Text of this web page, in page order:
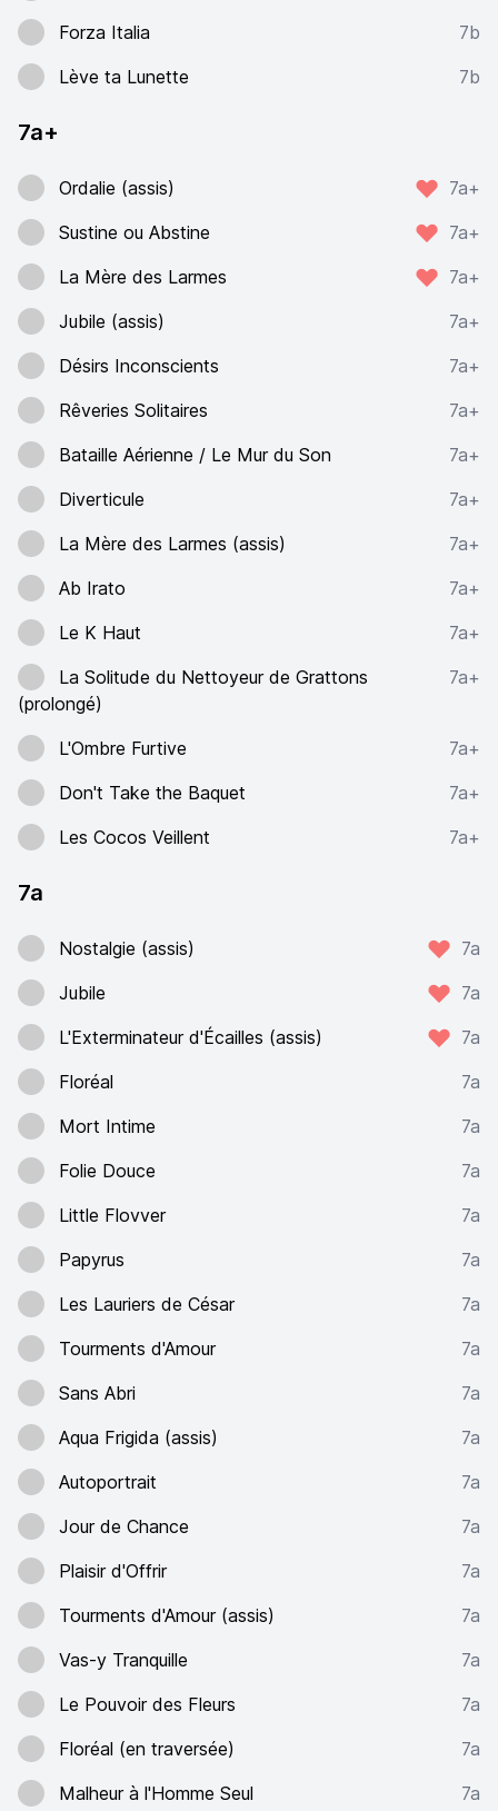
Forza Italia
7b
Lève ta Lunette
7b
7a+
Ordalie (assis)
7a+
Sustine ou Abstine
7a+
La Mère des Larmes
7a+
Jubile (assis)
7a+
Désirs Inconscients
7a+
Rêveries Solitaires
7a+
Bataille Aérienne / Le Mur du Son
7a+
Diverticule
7a+
La Mère des Larmes (assis)
7a+
Ab Irato
7a+
Le K Haut
7a+
La Solitude du Nettoyeur de Grattons
(prolongé)
7a+
L'Ombre Furtive
7a+
Don't Take the Baquet
7a+
Les Cocos Veillent
7a+
7a
Nostalgie (assis)
7a
Jubile
7a
L'Exterminateur d'Écailles (assis)
7a
Floréal
7a
Mort Intime
7a
Folie Douce
7a
Little Flovver
7a
Papyrus
7a
Les Lauriers de César
7a
Tourments d'Amour
7a
Sans Abri
7a
Aqua Frigida (assis)
7a
Autoportrait
7a
Jour de Chance
7a
Plaisir d'Offrir
7a
Tourments d'Amour (assis)
7a
Vas-y Tranquille
7a
Le Pouvoir des Fleurs
7a
Floréal (en traversée)
7a
Malheur à l'Homme Seul
7a